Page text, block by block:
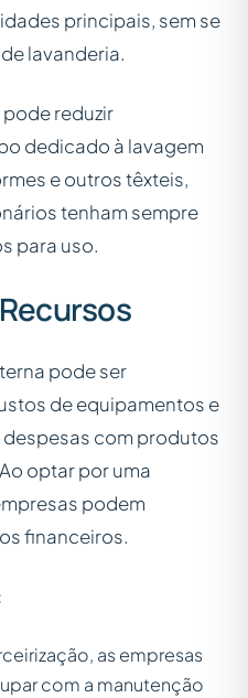
principais, sem se
lavanderia.
reduzir
dedicado à lavagem
e outros têxteis,
tenham sempre
para uso.
pode ser
de equipamentos e
com produtos
optar por uma
podem
financeiros.
as empresas
com a manutenção